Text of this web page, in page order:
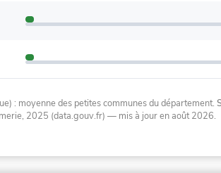
: moyenne des petites communes du département.
2025 (data.gouv.fr) — mis à jour en août 2026.